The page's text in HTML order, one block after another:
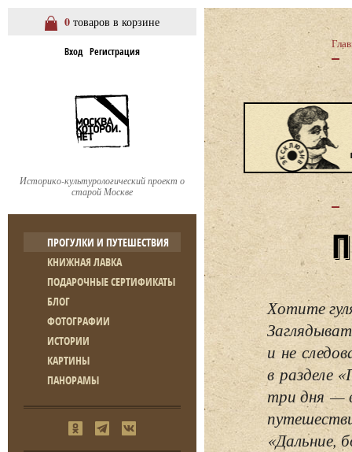
0 товаров в корзине
Вход Регистрация
Историко-культурологический проект о
старой Москве
ПРОГУЛКИ И ПУТЕШЕСТВИЯ
КНИЖНАЯ ЛАВКА
ПОДАРОЧНЫЕ СЕРТИФИКАТЫ
БЛОГ
ФОТОГРАФИИ
ИСТОРИИ
КАРТИНЫ
ПАНОРАМЫ
Хотите
и не
в разделе
три дня —
«Дальние,